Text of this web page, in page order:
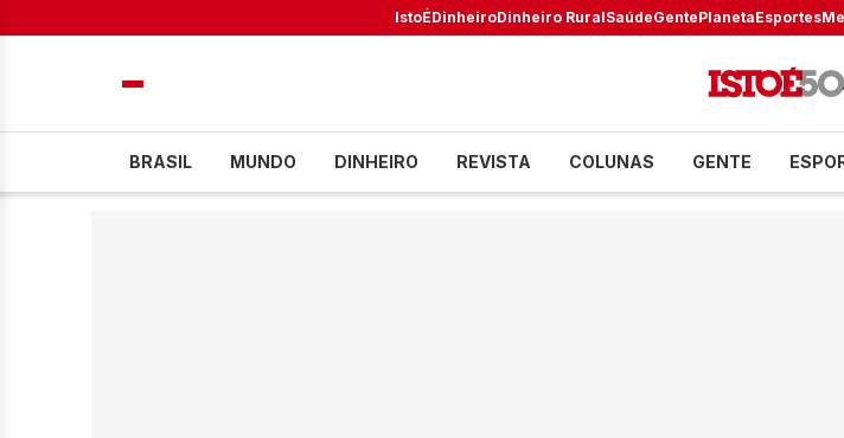
IstoÉDinheiroDinheiro RuralSaúdeGentePlanetaEsportes
BRASIL MUNDO DINHEIRO REVISTA COLUNAS GENTE